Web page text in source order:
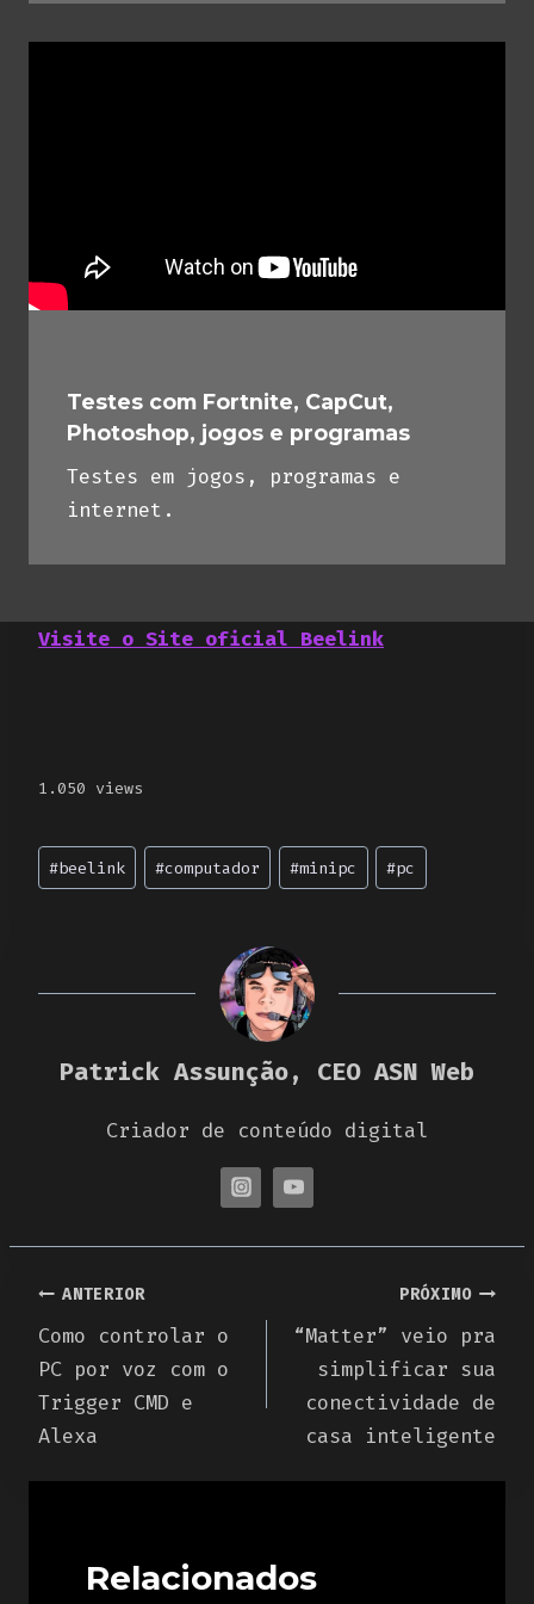
Testes com Fortnite, CapCut,
Photoshop, jogos e programas
Testes em jogos, programas e
internet.
Visite o Site oficial Beelink
1.050 views
Post
Tags:
#beelink #computador #minipc #pc
Patrick Assunção, CEO ASN Web
Criador de conteúdo digital
Navegação
de
Post
ANTERIOR
Como controlar o
PC por voz com o
Trigger CMD e
Alexa
PRÓXIMO
“Matter” veio pra
simplificar sua
conectividade de
casa inteligente
Relacionados